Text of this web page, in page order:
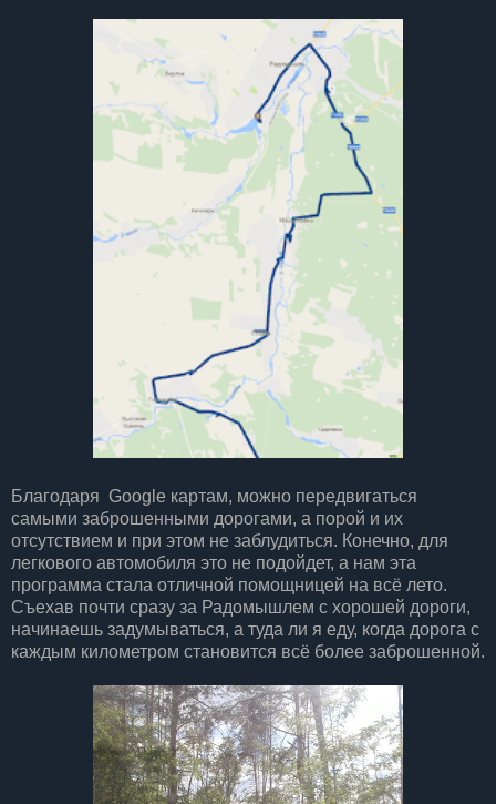
Благодаря Google картам, можно передвигаться
самыми заброшенными дорогами, а порой и их
отсутствием и при этом не заблудиться. Конечно, для
легкового автомобиля это не подойдет, а нам эта
программа стала отличной помощницей на всё лето.
Съехав почти сразу за Радомышлем с хорошей дороги,
начинаешь задумываться, а туда ли я еду, когда дорога с
каждым километром становится всё более заброшенной.